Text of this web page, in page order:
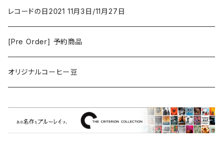
アニメーション
ゲーム
ミュージカル/音楽/ドキュメンタリー/コンピ
MARVEL・DC
Grouper
Bill Callahan
洋服
レコードの日2021 11月3日/11月27日
[Pre Order] 予約商品
オリジナルコーヒー豆